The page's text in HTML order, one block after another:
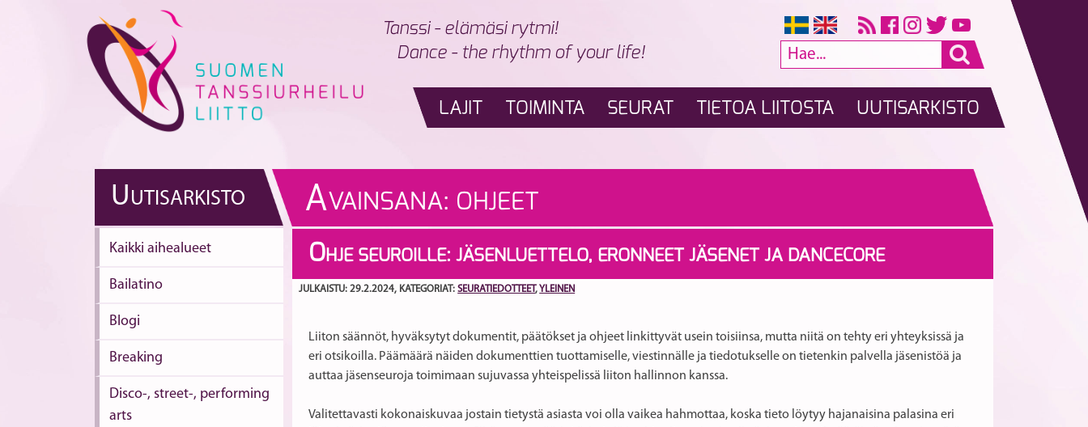
Tanssi - elämäsi rytmi!
Dance - the rhythm of your life!
LAJIT TOIMINTA SEURAT TIETOA LIITOSTA UUTISARKISTO
UUTISARKISTO
Kaikki aihealueet
Bailatino
Blogi
Breaking
Disco-, street-, performing
arts
AVAINSANA: OHJEET
OHJE SEUROILLE: JÄSENLUETTELO, ERONNEET JÄSENET JA DANCECORE
JULKAISTU: 29.2.2024, KATEGORIAT:SEURATIEDOTTEET,YLEINEN
Liiton säännöt, hyväksytyt dokumentit, päätökset ja ohjeet linkittyvät usein toisiinsa, mutta niitä on tehty eri yhteyksissä ja
eri otsikoilla. Päämäärä näiden dokumenttien tuottamiselle, viestinnälle ja tiedotukselle on tietenkin palvella jäsenistöä ja
auttaa jäsenseuroja toimimaan sujuvassa yhteispelissä liiton hallinnon kanssa.
Valitettavasti kokonaiskuvaa jostain tietystä asiasta voi olla vaikea hahmottaa, koska tieto löytyy hajanaisina palasina eri